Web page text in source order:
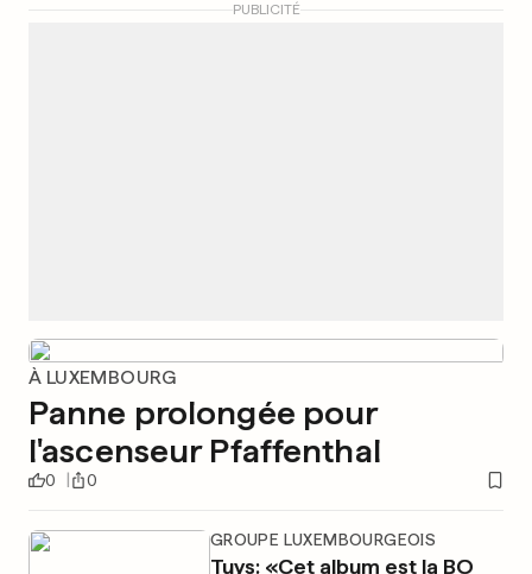
PUBLICITÉ
À LUXEMBOURG
Panne prolongée pour
l'ascenseur Pfaffenthal
0 0
GROUPE LUXEMBOURGEOIS
Tuys: «Cet album est la BO